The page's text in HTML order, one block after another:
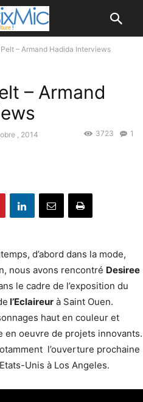
– Armand Hadida Interviews
– Armand
, 2014 1
3723
d’abord dans la mode,
nous avons rencontré Desiree
le cadre de l’exposition du
l’Eclaireur à Saint Ouen.
haut en couleur et
oeuvre de projets innovants.
l’ouverture prochaine
Unis à Los Angeles.